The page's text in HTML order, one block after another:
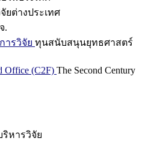
ยต่างประเทศ
.
ารวิจัย ทุนสนับสนุนยุทธศาสตร์
Office (C2F) The Second Century
หารวิจัย